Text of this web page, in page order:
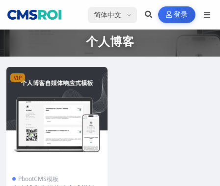
选择语言 登录
个人博客
VIP
PbootCMS模板